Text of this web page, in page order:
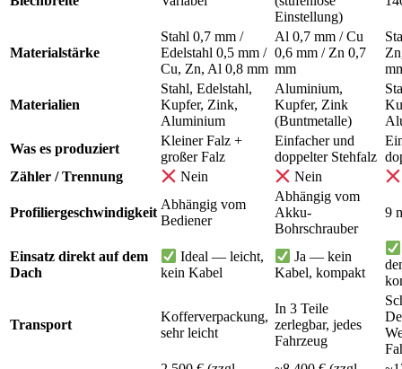
Einstellung)
Materialstärke
Stahl 0,7 mm /
Edelstahl 0,5 mm /
Cu, Zn, Al 0,8 mm
Al 0,7 mm / Cu
0,6 mm / Zn 0,7
mm
Materialien
Stahl, Edelstahl,
Kupfer, Zink,
Aluminium
Aluminium,
Kupfer, Zink
(Buntmetalle)
Was es produziert
Kleiner Falz +
großer Falz
Einfacher und
doppelter Stehfalz
Zähler / Trennung
Nein Nein
Profiliergeschwindigkeit
Abhängig vom
Bediener
Abhängig vom
Akku-
Bohrschrauber
9
Einsatz direkt auf dem
Dach
Ideal — leicht,
kein Kabel
Ja — kein
Kabel, kompakt
Transport
Kofferverpackung,
sehr leicht
In 3 Teile
zerlegbar, jedes
Fahrzeug